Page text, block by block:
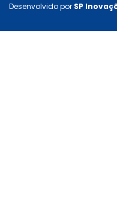
Desenvolvido por SP